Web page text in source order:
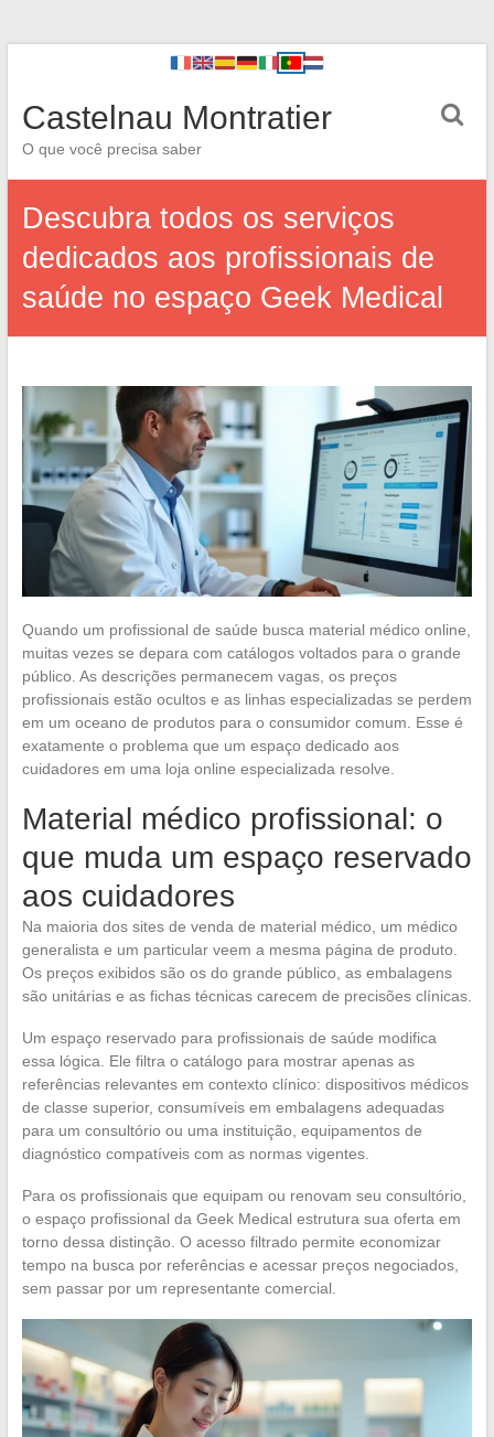
Castelnau Montratier
O que você precisa saber
Descubra todos os serviços
dedicados aos profissionais de
saúde no espaço Geek Medical
Quando um profissional de saúde busca material médico online,
muitas vezes se depara com catálogos voltados para o grande
público. As descrições permanecem vagas, os preços
profissionais estão ocultos e as linhas especializadas se perdem
em um oceano de produtos para o consumidor comum. Esse é
exatamente o problema que um espaço dedicado aos
cuidadores em uma loja online especializada resolve.
Material médico profissional: o
que muda um espaço reservado
aos cuidadores
Na maioria dos sites de venda de material médico, um médico
generalista e um particular veem a mesma página de produto.
Os preços exibidos são os do grande público, as embalagens
são unitárias e as fichas técnicas carecem de precisões clínicas.
Um espaço reservado para profissionais de saúde modifica
essa lógica. Ele filtra o catálogo para mostrar apenas as
referências relevantes em contexto clínico: dispositivos médicos
de classe superior, consumíveis em embalagens adequadas
para um consultório ou uma instituição, equipamentos de
diagnóstico compatíveis com as normas vigentes.
Para os profissionais que equipam ou renovam seu consultório,
o espaço profissional da Geek Medical estrutura sua oferta em
torno dessa distinção. O acesso filtrado permite economizar
tempo na busca por referências e acessar preços negociados,
sem passar por um representante comercial.